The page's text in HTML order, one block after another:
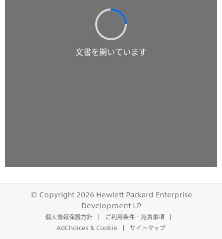
© Copyright 2026 Hewlett Packard Enterprise
Development LP
個人情報保護方針
ご利用条件・免責事項
AdChoices & Cookie
サイトマップ